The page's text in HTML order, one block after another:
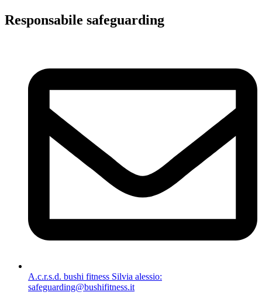
Responsabile safeguarding
A.c.r.s.d. bushi fitness Silvia alessio:
safeguarding@bushifitness.it